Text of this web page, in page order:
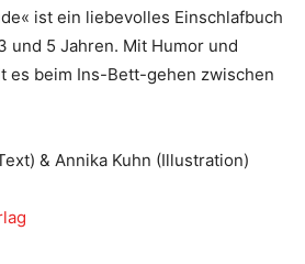
ist ein liebevolles Einschlafbuch
und 5 Jahren. Mit Humor und
es beim Ins-Bett-gehen zwischen
& Annika Kuhn (Illustration)